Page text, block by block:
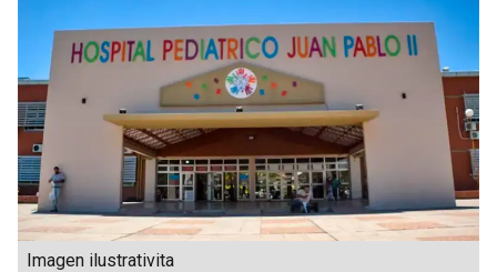
Imagen ilustrativita